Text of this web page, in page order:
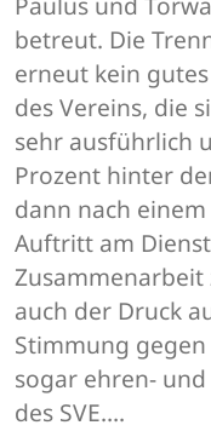
betreut. Die
erneut kein
des Vereins, die
sehr ausführlich
Prozent hinter
dann nach
Auftritt am
Zusammenarbeit
auch der Druck
Stimmung
sogar ehren-
des SVE….